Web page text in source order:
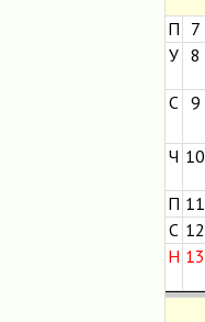
П 7
У 8
С 9
Ч 10
П 11
С 12
Н 13